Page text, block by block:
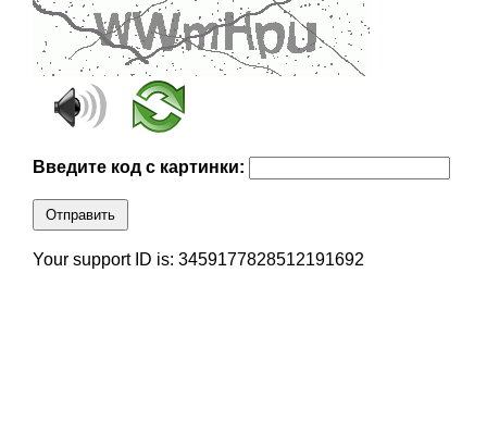
Введите код с картинки:
Отправить
Your support ID is: 3459177828512191692